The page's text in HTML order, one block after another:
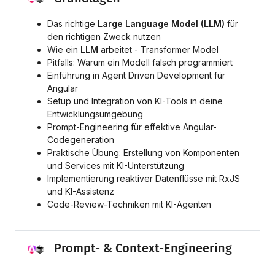
Das richtige Large Language Model (LLM) für
den richtigen Zweck nutzen
Wie ein LLM arbeitet - Transformer Model
Pitfalls: Warum ein Modell falsch programmiert
Einführung in Agent Driven Development für
Angular
Setup und Integration von KI-Tools in deine
Entwicklungsumgebung
Prompt-Engineering für effektive Angular-
Codegeneration
Praktische Übung: Erstellung von Komponenten
und Services mit KI-Unterstützung
Implementierung reaktiver Datenflüsse mit RxJS
und KI-Assistenz
Code-Review-Techniken mit KI-Agenten
Prompt- & Context-Engineering